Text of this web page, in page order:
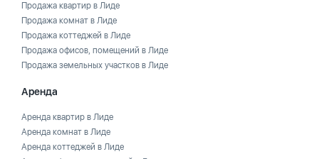
Продажа квартир в Лиде
Продажа комнат в Лиде
Продажа коттеджей в Лиде
Продажа офисов, помещений в Лиде
Продажа земельных участков в Лиде
Аренда
Аренда квартир в Лиде
Аренда комнат в Лиде
Аренда коттеджей в Лиде